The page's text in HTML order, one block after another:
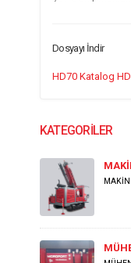
Dosyayı İndir
HD70 Katalog
KATEGORİLER